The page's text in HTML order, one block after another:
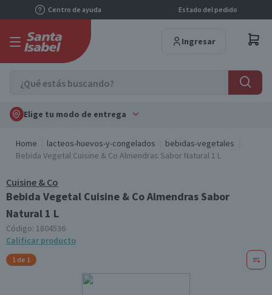
Centro de ayuda Estado del pedido
Ingresar
Elige tu modo de entrega
Home lacteos-huevos-y-congelados
bebidas-vegetales
Bebida Vegetal Cuisine & Co Almendras Sabor Natural 1 L
Cuisine & Co
Bebida Vegetal Cuisine & Co Almendras Sabor
Natural 1 L
Código: 1804536
Calificar producto
1 de 1